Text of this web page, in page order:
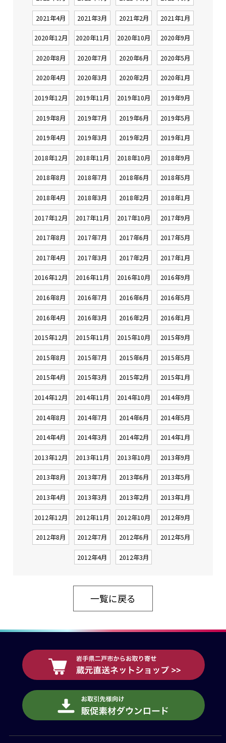
2021年4月 2021年3月 2021年2月 2021年1月
2020年12月 2020年11月 2020年10月 2020年9月
2020年8月 2020年7月 2020年6月 2020年5月
2020年4月 2020年3月 2020年2月 2020年1月
2019年12月 2019年11月 2019年10月 2019年9月
2019年8月 2019年7月 2019年6月 2019年5月
2019年4月 2019年3月 2019年2月 2019年1月
2018年12月 2018年11月 2018年10月 2018年9月
2018年8月 2018年7月 2018年6月 2018年5月
2018年4月 2018年3月 2018年2月 2018年1月
2017年12月 2017年11月 2017年10月 2017年9月
2017年8月 2017年7月 2017年6月 2017年5月
2017年4月 2017年3月 2017年2月 2017年1月
2016年12月 2016年11月 2016年10月 2016年9月
2016年8月 2016年7月 2016年6月 2016年5月
2016年4月 2016年3月 2016年2月 2016年1月
2015年12月 2015年11月 2015年10月 2015年9月
2015年8月 2015年7月 2015年6月 2015年5月
2015年4月 2015年3月 2015年2月 2015年1月
2014年12月 2014年11月 2014年10月 2014年9月
2014年8月 2014年7月 2014年6月 2014年5月
2014年4月 2014年3月 2014年2月 2014年1月
2013年12月 2013年11月 2013年10月 2013年9月
2013年8月 2013年7月 2013年6月 2013年5月
2013年4月 2013年3月 2013年2月 2013年1月
2012年12月 2012年11月 2012年10月 2012年9月
2012年8月 2012年7月 2012年6月 2012年5月
2012年4月 2012年3月
一覧に戻る